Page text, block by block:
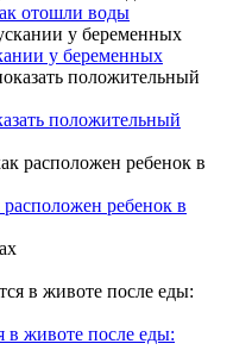
отошли воды
у беременных
положительный
ребенок в
в животе после еды: